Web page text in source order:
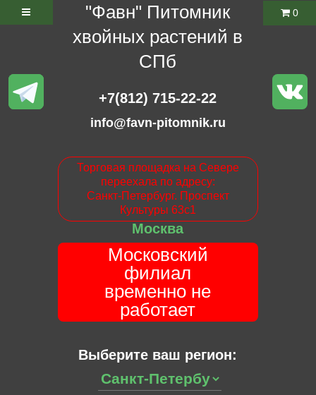
"Фавн" Питомник
хвойных растений в
СПб
+7(812) 715-22-22
info@favn-pitomnik.ru
Торговая площадка на Севере
переехала по адресу:
Санкт-Петербург. Проспект
Культуры 63с1
Москва
Московский
филиал
временно не
работает
Выберите ваш регион:
0